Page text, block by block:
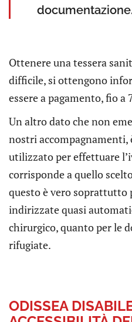
documentazione.
Ottenere una tessera
difficile, si ottengono
essere a pagamento, fio a
Un altro dato che non
nostri accompagnamenti,
utilizzato per effettuare
corrisponde a quello
questo è vero soprattutto
indirizzate quasi
chirurgico, quanto per le
rifugiate.
ODISSEA